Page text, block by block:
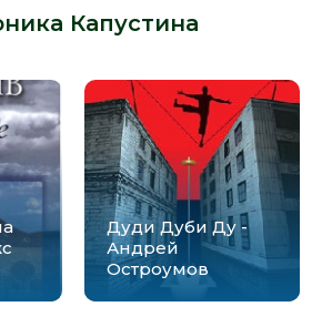
Капустина
Дуди Дуби Ду -
Андрей
Остроумов